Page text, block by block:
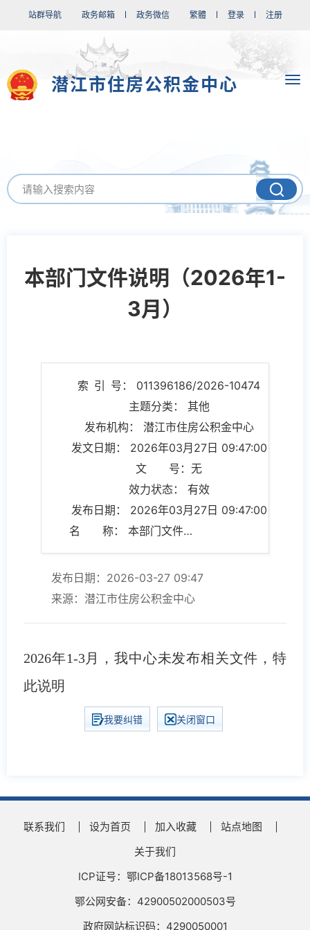
站群导航 政务邮箱 政务微信 繁體 登录 注册
潜江市住房公积金中心
本部门文件说明（2026年1-
3月）
索 引 号： 011396186/2026-10474
主题分类： 其他
发布机构： 潜江市住房公积金中心
发文日期： 2026年03月27日 09:47:00
文 号：无
效力状态： 有效
发布日期： 2026年03月27日 09:47:00
名 称： 本部门文件说明（2026年1-3月）
发布日期：2026-03-27 09:47
来源：潜江市住房公积金中心
2026年1-3月，我中心未发布相关文件，特
此说明
我要纠错 关闭窗口
联系我们 设为首页 加入收藏
站点地图
关于我们
ICP证号：鄂ICP备18013568号-1
鄂公网安备：42900502000503号
政府网站标识码：4290050001